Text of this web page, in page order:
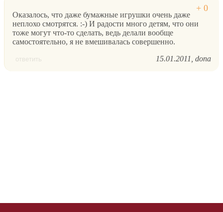
Оказалось, что даже бумажные игрушки очень даже
неплохо смотрятся. :-) И радости много детям, что они
тоже могут что-то сделать, ведь делали вообще
самостоятельно, я не вмешивалась совершенно.
ответить 15.01.2011 dona